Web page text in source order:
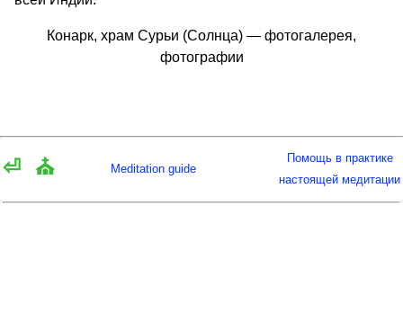
Конарк, храм Сурьи (Солнца) — фотогалерея,
фотографии
⏎ ⛪ Meditation guide
Помощь в практике
настоящей медитации